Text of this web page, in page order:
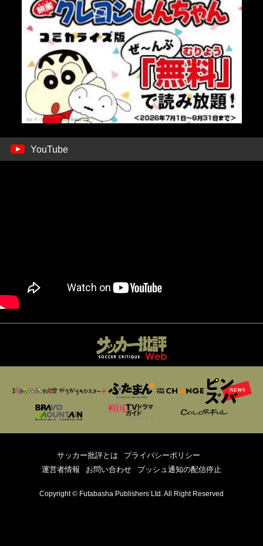
YouTube
サッカー批評とは
プライバシーポリシー
運営者情報
お問い合わせ プッシュ通知の配信停止
Copyright © Futabasha Publishers Ltd. All Right Reserved